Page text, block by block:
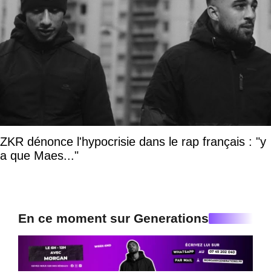
ZKR dénonce l'hypocrisie dans le rap français : "y
a que Maes..."
En ce moment sur Generations